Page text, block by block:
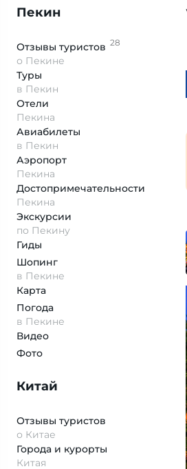
Пекин
Отзывы туристов 28
о Пекине
Туры
в Пекин
Отели
Пекина
Авиабилеты
в Пекин
Аэропорт
Пекина
Достопримеча­тельности
Пекина
Экскурсии
по Пекину
Гиды
Шопинг
в Пекине
Карта
Погода
в Пекине
Видео
Фото
Китай
Отзывы туристов
о Китае
Города и курорты
Китая